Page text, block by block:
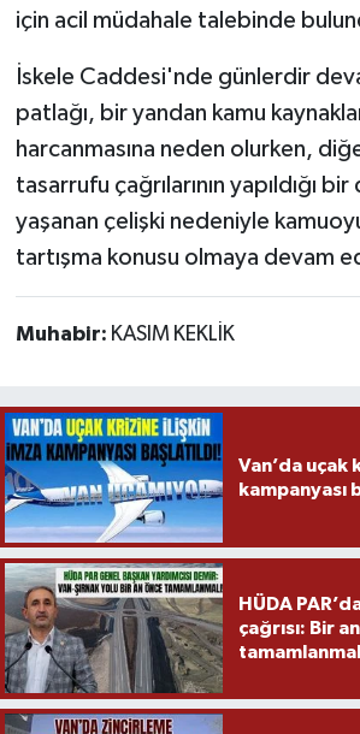
için acil müdahale talebinde
İskele Caddesi'nde günlerdir
patlağı, bir yandan kamu
harcanmasına neden olurken,
tasarrufu çağrılarının yapıldığı
yaşanan çelişki nedeniyle
tartışma konusu olmaya devam
Muhabir: KASIM KEKLİK
Van’da uçak
kampanyası
HÜDA
çağrısı: Bir